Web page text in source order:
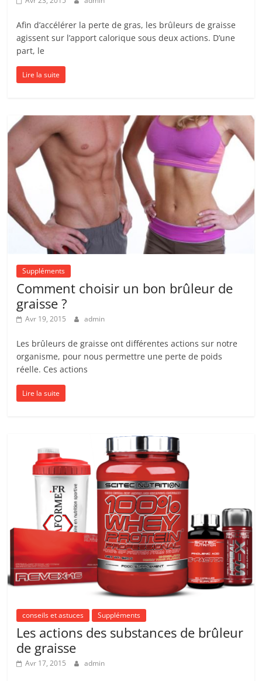
Afin d’accélérer la perte de gras, les brûleurs de graisse
agissent sur l’apport calorique sous deux actions. D’une
part, le
Lire la suite
Suppléments
Comment choisir un bon brûleur de
graisse ?
Avr 19, 2015 admin
Les brûleurs de graisse ont différentes actions sur notre
organisme, pour nous permettre une perte de poids
réelle. Ces actions
Lire la suite
conseils et astuces Suppléments
Les actions des substances de brûleur
de graisse
Avr 17, 2015 admin